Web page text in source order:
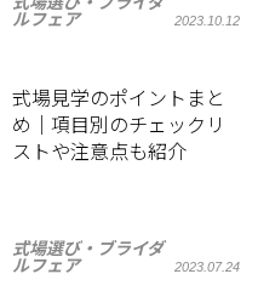
ルフェア
2023.10.12
式場見学のポイントまと
め｜項目別のチェックリ
ストや注意点も紹介
式場選び・ブライダ
ルフェア
2023.07.24